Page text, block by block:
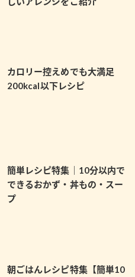
おすしの素
シピ
ュージアム）
いること
の取り組み
ん酢工房」
カロリー控えめでも大満足
200kcal以下レシピ
簡単レシピ特集｜10分以内で
できるおかず・丼もの・スー
プ
朝ごはんレシピ特集【簡単10